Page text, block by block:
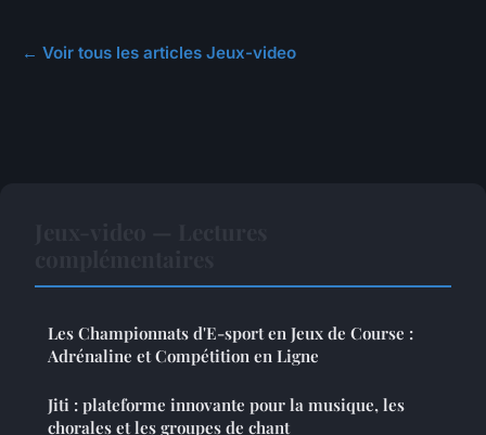
← Voir tous les articles Jeux-video
Les Championnats d'E-sport en Jeux de Course :
Adrénaline et Compétition en Ligne
Jiti : plateforme innovante pour la musique, les
chorales et les groupes de chant